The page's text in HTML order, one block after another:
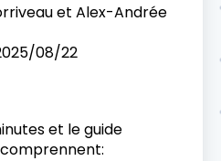
et Alex-Andrée
08/22
et le guide